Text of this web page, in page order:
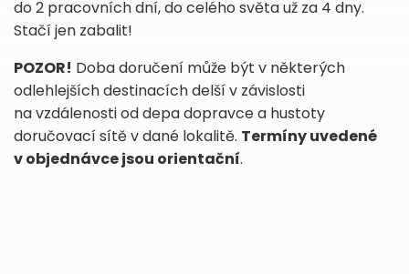
do 2 pracovních dní, do celého světa už za 4 dny.
Stačí jen zabalit!
POZOR! Doba doručení může být v některých
odlehlejších destinacích delší v závislosti
na vzdálenosti od depa dopravce a hustoty
doručovací sítě v dané lokalitě. Termíny uvedené
v objednávce jsou orientační.